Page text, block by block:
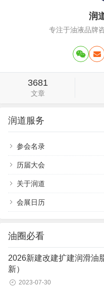
润
专注于油液品牌
3681
文章
润道服务
参会名录
历届大会
关于润道
会展日历
油圈必看
2026新建改建扩建润滑油
新）
2023-07-30